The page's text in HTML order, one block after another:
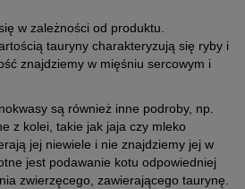
w zależności od produktu.
tauryny charakteryzują się ryby i
znajdziemy w mięśniu sercowym i
są również inne podroby, np.
z kolei, takie jak jaja czy mleko
jej niewiele i nie znajdziemy jej w
jest podawanie kotu odpowiedniej
zwierzęcego, zawierającego taurynę.